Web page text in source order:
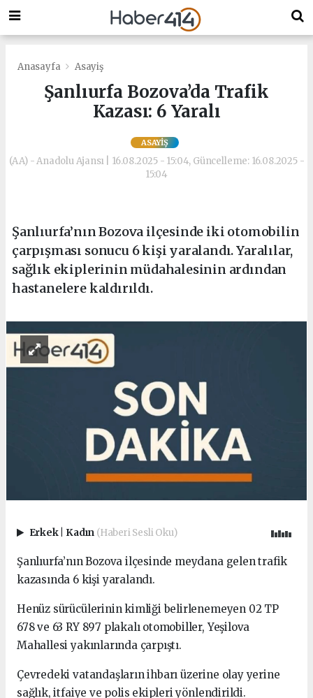
Anasayfa Asayiş
Şanlıurfa Bozova’da Trafik
Kazası: 6 Yaralı
ASAYIŞ
(AA) - Anadolu Ajansı | 16.08.2025 - 15:04, Güncelleme: 16.08.2025 -
15:04
Şanlıurfa’nın Bozova ilçesinde iki otomobilin
çarpışması sonucu 6 kişi yaralandı. Yaralılar,
sağlık ekiplerinin müdahalesinin ardından
hastanelere kaldırıldı.
Erkek Kadın (Haberi Sesli Oku)
Şanlıurfa’nın Bozova ilçesinde meydana gelen trafik
kazasında 6 kişi yaralandı.
Henüz sürücülerinin kimliği belirlenemeyen 02 TP
678 ve 63 RY 897 plakalı otomobiller, Yeşilova
Mahallesi yakınlarında çarpıştı.
Çevredeki vatandaşların ihbarı üzerine olay yerine
sağlık, itfaiye ve polis ekipleri yönlendirildi.